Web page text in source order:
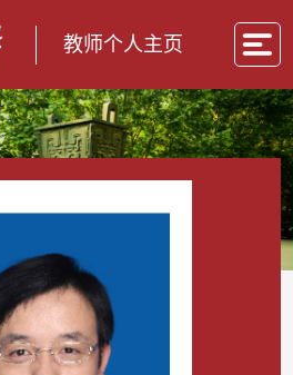
教师个人主页